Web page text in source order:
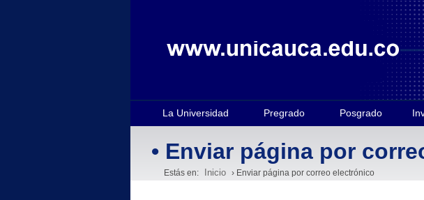
La Universidad Pregrado Posgrado
• Enviar página por
Estás en: Inicio › Enviar página por correo electrónico